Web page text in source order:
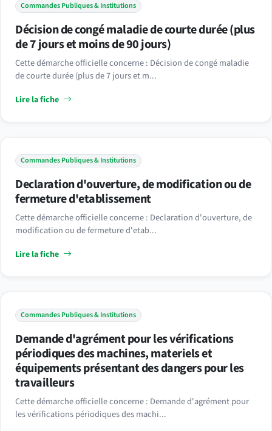
Commandes Publiques & Institutions
Décision de congé maladie de courte durée (plus
de 7 jours et moins de 90 jours)
Cette démarche officielle concerne : Décision de congé maladie
de courte durée (plus de 7 jours et m...
Lire la fiche
Commandes Publiques & Institutions
Declaration d'ouverture, de modification ou de
fermeture d'etablissement
Cette démarche officielle concerne : Declaration d'ouverture, de
modification ou de fermeture d'etab...
Lire la fiche
Commandes Publiques & Institutions
Demande d'agrément pour les vérifications
périodiques des machines, materiels et
équipements présentant des dangers pour les
travailleurs
Cette démarche officielle concerne : Demande d'agrément pour
les vérifications périodiques des machi...